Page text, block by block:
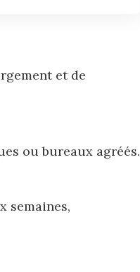
et de
ou bureaux agréés.
semaines,